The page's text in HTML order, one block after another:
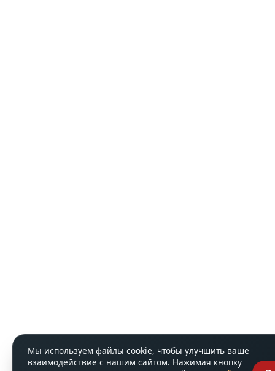
Мы используем файлы cookie, чтобы улучшить ваше
взаимодействие с нашим сайтом. Нажимая кнопку